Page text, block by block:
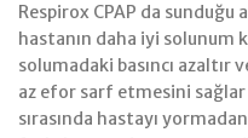
Respirox CPAP da sunduğu
hastanın daha iyi solunum
solumadaki basıncı azaltır
az efor sarf etmesini sağlar
sırasında hastayı